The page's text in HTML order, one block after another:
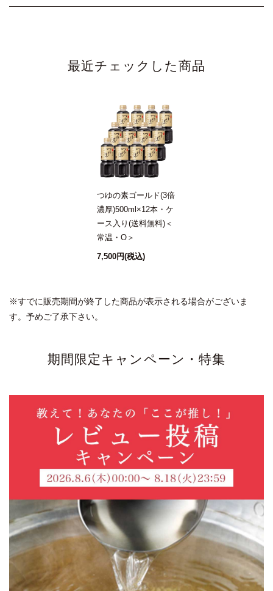
★★★★★
た。出汁が上品で美味しいです。夏の素麺には欠かせなく
★★★★★
香り風味が素晴らしく麺つゆだけでなく、あえ物や煮物な
ど幅広く使っています。お料理もランクアップできます!化
学調味料不使用のところも気に入っています。
2021/08/02 14:23:20.757881 投稿者：みいまま
我が家のキッチンになくてはならないお品です。
ピーマンの細切りにごま油とつゆの素をかけてレンジでチ
鶏もも肉は生姜の薄切りと共につゆの素に漬け込んで冷蔵
庫で一晩寝かせてからレンジでチン。
素麺やうどんには練りゴマをつゆの素でゆるめてから少し
濃いめに冷たい水で薄めて、ネギや紫蘇、茗荷などの薬味
と共にいただくと暑さも忘れます。美味しすぎるので食べ
すぎ注意。
麺つゆといえば『つゆの素』
2021/08/03 10:49:30.686296 投稿者：とまと
★★★★★
両親がつゆの素派だったこともあり、小さい頃から麺つゆ
といえばつゆの素でした。大人になって色々と試しました
最近チェックした商品
つゆの素ゴールド(3倍
濃厚)500ml×12本・ケ
ース入り(送料無料)＜
常温・O＞
7,500円(税込)
※すでに販売期間が終了した商品が表示される場合がございま
す。予めご了承下さい。
期間限定キャンペーン・特集